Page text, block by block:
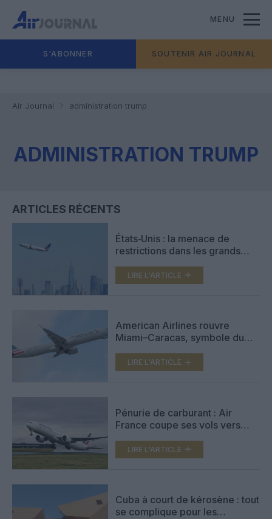
MENU
S'ABONNER SOUTENIR AIR JOURNAL
Air Journal administration trump
ADMINISTRATION TRUMP
ARTICLES RÉCENTS
États‑Unis : la menace de
restrictions dans les grands
d’un chaos avant la Coupe du
monde
LIRE L'ARTICLE
American Airlines rouvre
Miami–Caracas, symbole du
Venezuela
LIRE L'ARTICLE
Pénurie de carburant : Air
France coupe ses vols vers
LIRE L'ARTICLE
Cuba à court de kérosène : tout
se complique pour les